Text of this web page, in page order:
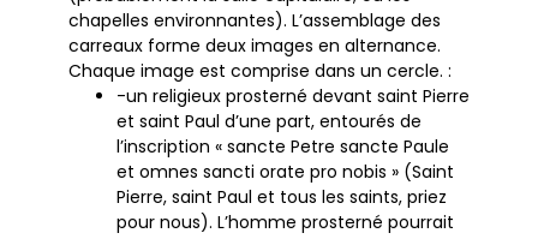
chapelles environnantes). L’assemblage des
carreaux forme deux images en alternance.
Chaque image est comprise dans un cercle. :
-un religieux prosterné devant saint Pierre
et saint Paul d’une part, entourés de
l’inscription « sancte Petre sancte Paule
et omnes sancti orate pro nobis » (Saint
Pierre, saint Paul et tous les saints, priez
pour nous). L’homme prosterné pourrait